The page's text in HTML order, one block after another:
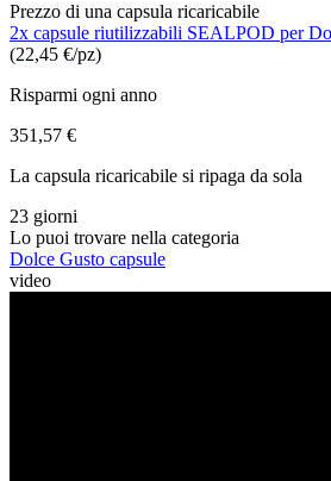
Prezzo di una capsula ricaricabile
2x capsule riutilizzabili SEALPOD per
(22,45 €/pz)
Risparmi ogni anno
351,57 €
La capsula ricaricabile si ripaga da sola
23 giorni
Lo puoi trovare nella categoria
Dolce Gusto capsule
video